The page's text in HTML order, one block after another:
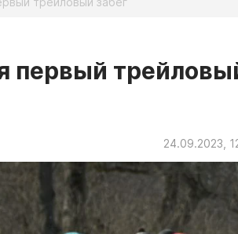
первый
24.09.2023,